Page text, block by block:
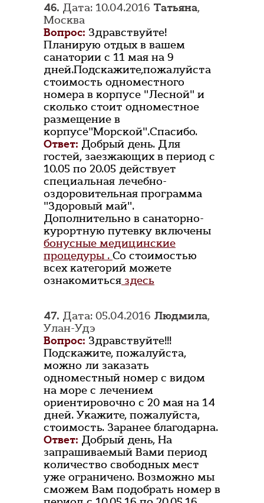
46. Дата: 10.04.2016 Татьяна,
Москва
Вопрос: Здравствуйте!
Планирую отдых в вашем
санатории с 11 мая на 9
дней.Подскажите,пожалуйста
стоимость одноместного
номера в корпусе "Лесной" и
сколько стоит одноместное
размещение в
корпусе"Морской".Спасибо.
Ответ: Добрый день. Для
гостей, заезжающих в период с
10.05 по 20.05 действует
специальная лечебно-
оздоровительная программа
"Здоровый май".
Дополнительно в санаторно-
курортную путевку включены
бонусные медицинские
процедуры . Со стоимостью
всех категорий можете
ознакомиться здесь
47. Дата: 05.04.2016 Людмила,
Улан-Удэ
Вопрос: Здравствуйте!!!
Подскажите, пожалуйста,
можно ли заказать
одноместный номер с видом
на море с лечением
ориентировочно с 20 мая на 14
дней. Укажите, пожалуйста,
стоимость. Заранее благодарна.
Ответ: Добрый день, На
запрашиваемый Вами период
количество свободных мест
уже ограничено. Возможно мы
сможем Вам подобрать номер в